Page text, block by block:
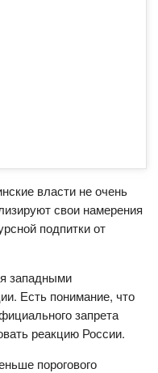
власти не очень
свои намерения
подпитки от
западными
Есть понимание, что
запрета
реакцию России.
порогового